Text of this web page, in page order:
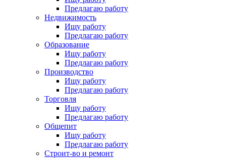
Предлагаю работу
Недвижимость
Ищу работу
Предлагаю работу
Образование
Ищу работу
Предлагаю работу
Производство
Ищу работу
Предлагаю работу
Торговля
Ищу работу
Предлагаю работу
Общепит
Ищу работу
Предлагаю работу
Строит-во и ремонт